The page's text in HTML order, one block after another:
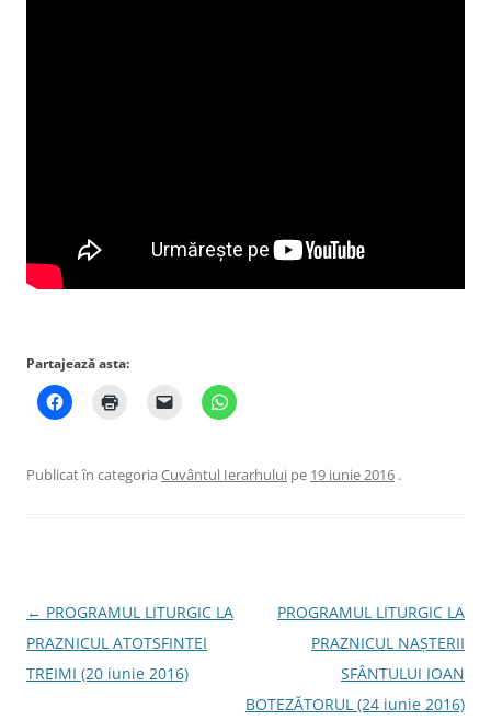
Partajează asta:
Publicat în categoria Cuvântul Ierarhului pe 19 iunie 2016 .
Navigare
în
articole
← PROGRAMUL LITURGIC LA
PRAZNICUL ATOTSFINTEI
TREIMI (20 iunie 2016)
PROGRAMUL LITURGIC LA
PRAZNICUL NAȘTERII
SFÂNTULUI IOAN
BOTEZĂTORUL (24 iunie 2016)